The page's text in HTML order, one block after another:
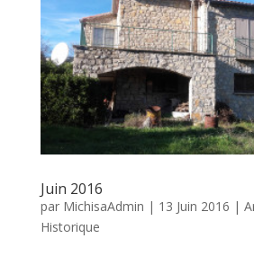
Juin 2016
par MichisaAdmin | 13 Juin 2016 |
Historique